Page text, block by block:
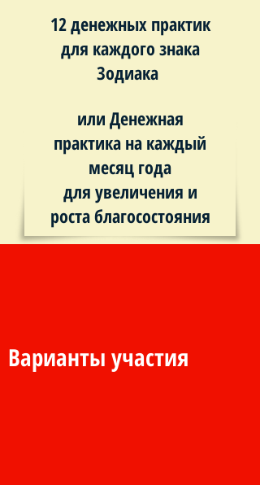
12 денежных практик
для каждого знака
Зодиака
или Денежная
практика на каждый
месяц года
для увеличения и
роста благосостояния
Варианты участия